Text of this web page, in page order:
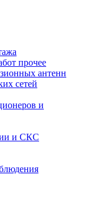
прочее
антенн
сетей
и
и СКС